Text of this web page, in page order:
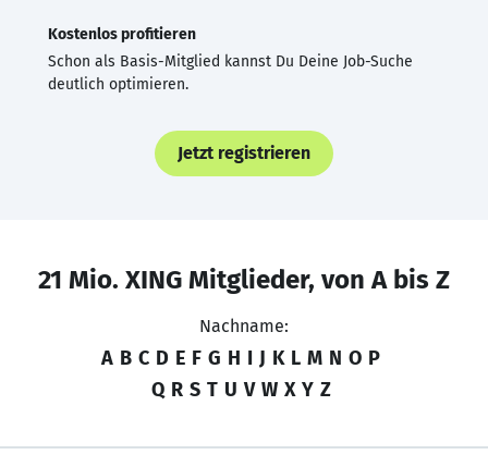
Kostenlos profitieren
Schon als Basis-Mitglied kannst Du Deine Job-Suche
deutlich optimieren.
Jetzt registrieren
21 Mio. XING Mitglieder, von A bis Z
Nachname:
A B C D E F G H I J K L M N O P
Q R S T U V W X Y Z